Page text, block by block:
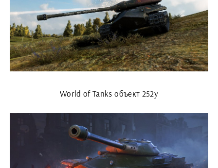
World of Tanks объект 252у